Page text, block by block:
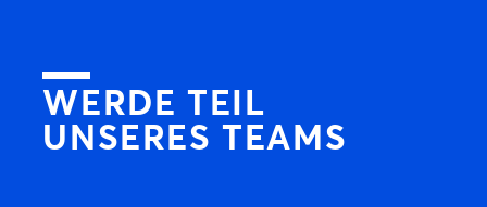
WERDE TEIL
UNSERES TEAMS